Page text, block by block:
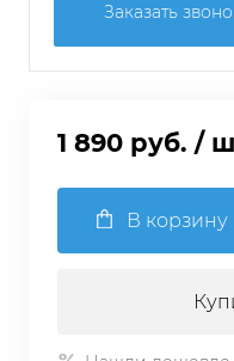
Заказать
1 890 руб. /
В корзину